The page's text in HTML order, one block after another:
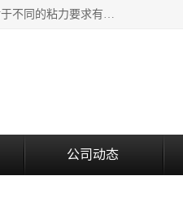
该类保护膜有复合，透明、奶白、蓝色、黑白等膜型。特高粘，高粘，中高粘，中粘，中低粘，低粘等。对于不同的粘力要求有相应的产品相适配。无胶渍残留污染。在较宽的收卷幅度下平整无皱纹，收卷长度大，利于机械化及自动化施工粘贴。为您的产品提供的表面保护解决方案。 产品广泛适用于：铝材、不锈钢、金属、塑料、电子、家电、家具、玻璃、化工材料、装饰材料等。
公司动态